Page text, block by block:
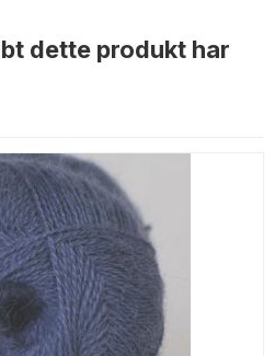
dette produkt har